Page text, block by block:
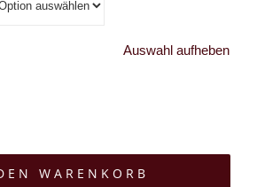
Auswahl aufheben
WARENKORB